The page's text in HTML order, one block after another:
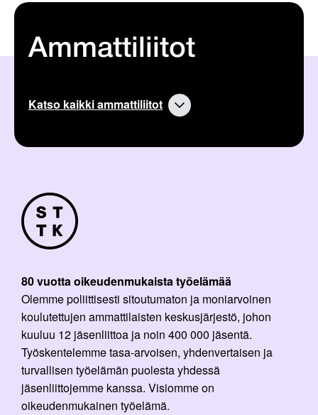
Ammattiliitot
Katso kaikki ammattiliitot
80 vuotta oikeudenmukaista työelämää
Olemme poliittisesti sitoutumaton ja moniarvoinen
koulutettujen ammattilaisten keskusjärjestö, johon
kuuluu 12 jäsenliittoa ja noin 400 000 jäsentä.
Työskentelemme tasa-arvoisen, yhdenvertaisen ja
turvallisen työelämän puolesta yhdessä
jäsenliittojemme kanssa. Visiomme on
oikeudenmukainen työelämä.